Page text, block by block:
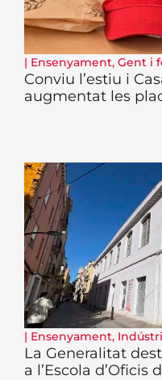
| Ensenyament, Gent i
Conviu l’estiu i
augmentat les
| Ensenyament,
La Generalitat
a l’Escola d’Oficis